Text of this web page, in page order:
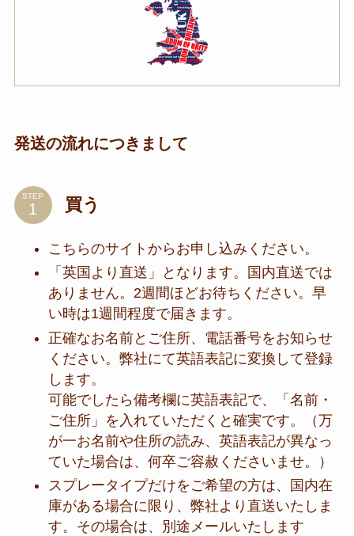
発送の流れにつきまして
STEP 買う
こちらのサイトからお申し込みください。
「英国より直送」となります。国内直送では
ありません。2週間ほどお待ちください。早
い時は1週間程度で届きます。
正確なお名前とご住所、電話番号をお知らせ
ください。弊社にて英語表記に変換して登録
します。
可能でしたら備考欄に英語表記で、「名前・
ご住所」を入れていただくと確実です。（万
が一お名前や住所の読み、英語表記が異なっ
ていた場合は、何卒ご容赦くださいませ。）
スプレータイプだけをご希望の方は、国内在
庫がある場合に限り、弊社より直送いたしま
す。その場合は、別途メールいたします